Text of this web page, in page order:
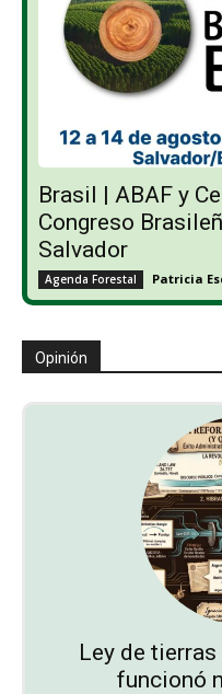
Brasil | ABAF y
Congreso
Salvador
Agenda Forestal Patricia
Opinión
Ley de
funcionó